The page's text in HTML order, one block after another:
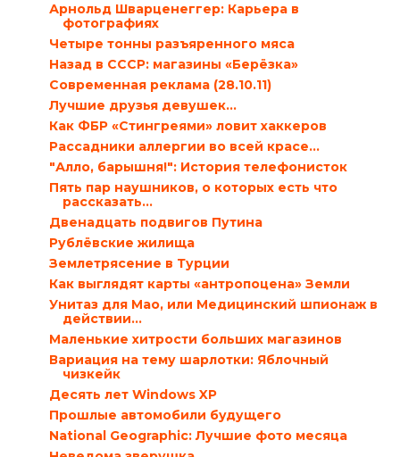
Арнольд Шварценеггер: Карьера в
фотографиях
Четыре тонны разъяренного мяса
Назад в СССР: магазины «Берёзка»
Современная реклама (28.10.11)
Лучшие друзья девушек…
Как ФБР «Стингреями» ловит хаккеров
Рассадники аллергии во всей красе…
"Алло, барышня!": История телефонисток
Пять пар наушников, о которых есть что
рассказать…
Двенадцать подвигов Путина
Рублёвские жилища
Землетрясение в Турции
Как выглядят карты «антропоцена» Земли
Унитаз для Мао, или Медицинский шпионаж в
действии…
Маленькие хитрости больших магазинов
Вариация на тему шарлотки: Яблочный
чизкейк
Десять лет Windows XP
Прошлые автомобили будущего
National Geographic: Лучшие фото месяца